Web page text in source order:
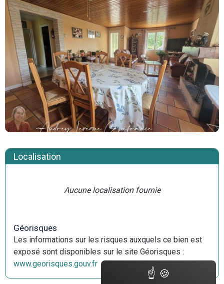
Localisation
Aucune localisation fournie
Géorisques
Les informations sur les risques auxquels ce bien est
exposé sont disponibles sur le site Géorisques :
www.georisques.gouv.fr